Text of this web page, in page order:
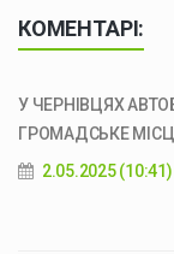
КОМЕНТАРІ:
У ЧЕРНІВЦЯХ
ГРОМАДСЬКЕ
2.05.2025 (10:41)